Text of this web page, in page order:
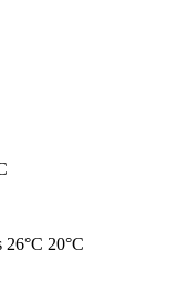
26°C 20°C